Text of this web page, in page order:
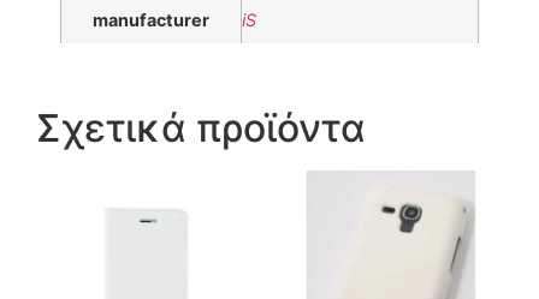
manufacturer iS
Σχετικά προϊόντα